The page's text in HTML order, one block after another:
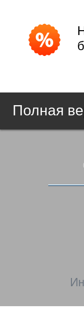
Полная